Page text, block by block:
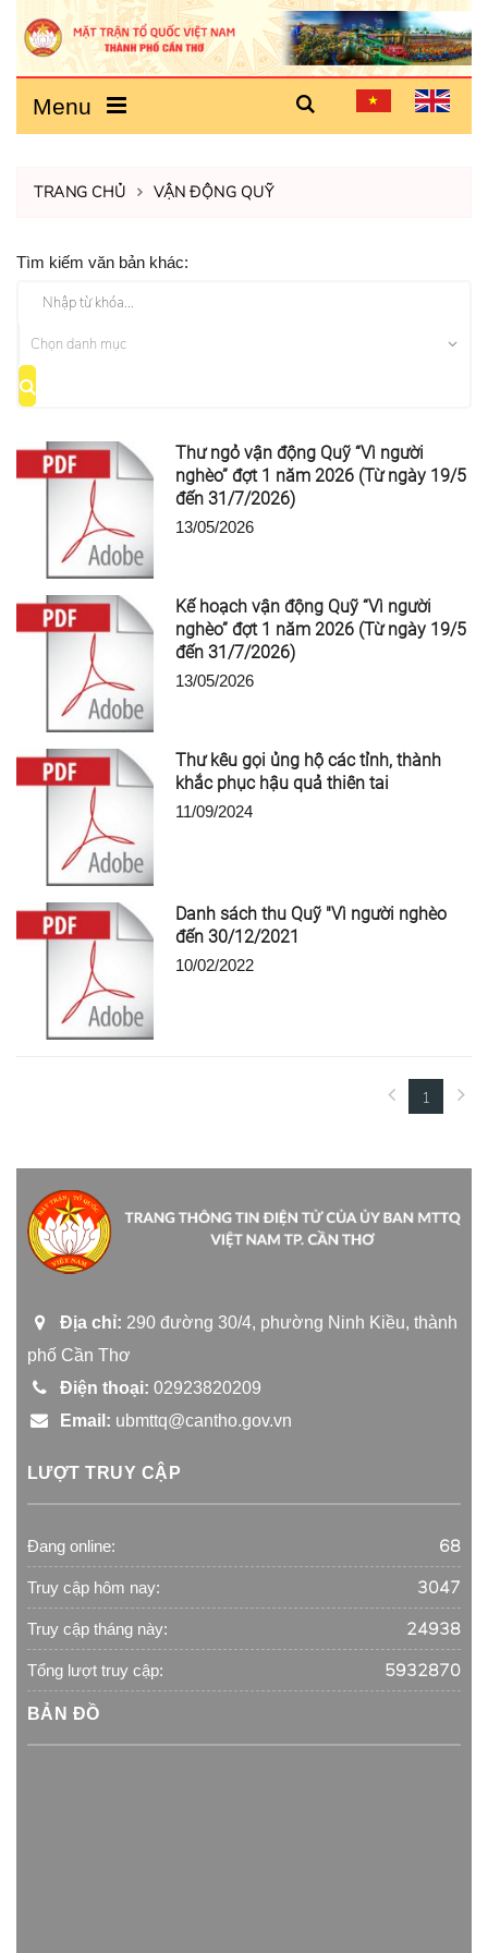
Menu
TRANG CHỦ VẬN ĐỘNG QUỸ
Tìm kiếm văn bản khác:
Thư ngỏ vận động Quỹ “Vì người
nghèo” đợt 1 năm 2026 (Từ ngày 19/5
đến 31/7/2026)
13/05/2026
Kế hoạch vận động Quỹ “Vì người
nghèo” đợt 1 năm 2026 (Từ ngày 19/5
đến 31/7/2026)
13/05/2026
Thư kêu gọi ủng hộ các tỉnh, thành
khắc phục hậu quả thiên tai
11/09/2024
Danh sách thu Quỹ "Vì người nghèo
đến 30/12/2021
10/02/2022
1(current)
Địa chỉ: 290 đường 30/4, phường Ninh Kiều, thành
phố Cần Thơ
Điện thoại: 02923820209
Email: ubmttq@cantho.gov.vn
LƯỢT TRUY CẬP
Đang online: 68
Truy cập hôm nay: 3047
Truy cập tháng này: 24938
Tổng lượt truy cập: 5932870
BẢN ĐỒ